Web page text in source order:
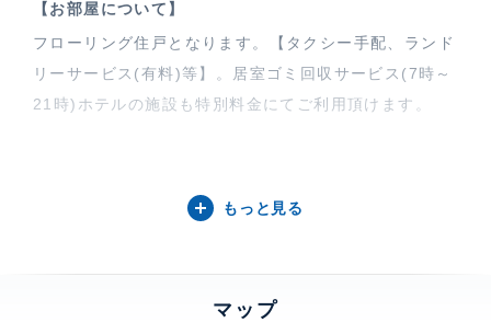
【お部屋について】
フローリング住戸となります。【タクシー手配、ランド
リーサービス(有料)等】。居室ゴミ回収サービス(7時～
21時)ホテルの施設も特別料金にてご利用頂けます。
品川プリンス・レジデンスは映画鑑賞やエンターテイン
いただけます。(一部ご利用いただけない施設がござい
もっと見る
マップ